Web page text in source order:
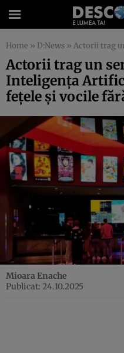
Home » D:News » Actorii trag un semnal de
Actorii trag un
Inteligența
fețele și vocile
Mioara Enache
Publicat: 24.10.2025